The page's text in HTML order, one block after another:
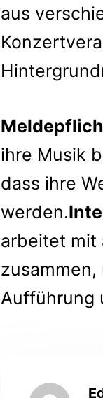
aus
ihre Musik
dass ihre
werden.
arbeitet mit
Aufführung